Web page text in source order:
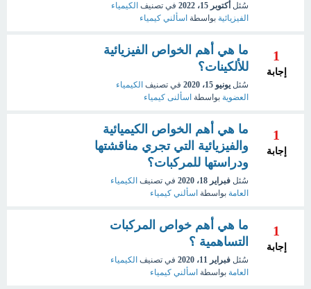
سُئل أكتوبر 15، 2022 في تصنيف الكيمياء
الفيزيائية بواسطة اسألني كيمياء
1
إجابة
ما هي أهم الخواص الفيزيائية
للألكينات؟
سُئل يونيو 15، 2020 في تصنيف الكيمياء
العضوية بواسطة اسألنى كيمياء
1
إجابة
ما هي أهم الخواص الكيميائية
والفيزيائية التي تجري مناقشتها
ودراستها للمركبات؟
سُئل فبراير 18، 2020 في تصنيف الكيمياء
العامة بواسطة اسألني كيمياء
1
إجابة
ما هي أهم خواص المركبات
التساهمية ؟
سُئل فبراير 11، 2020 في تصنيف الكيمياء
العامة بواسطة اسألني كيمياء